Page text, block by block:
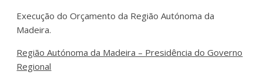
Execução do Orçamento da Região Autónoma da
Madeira.
Região Autónoma da Madeira – Presidência do Governo
Regional